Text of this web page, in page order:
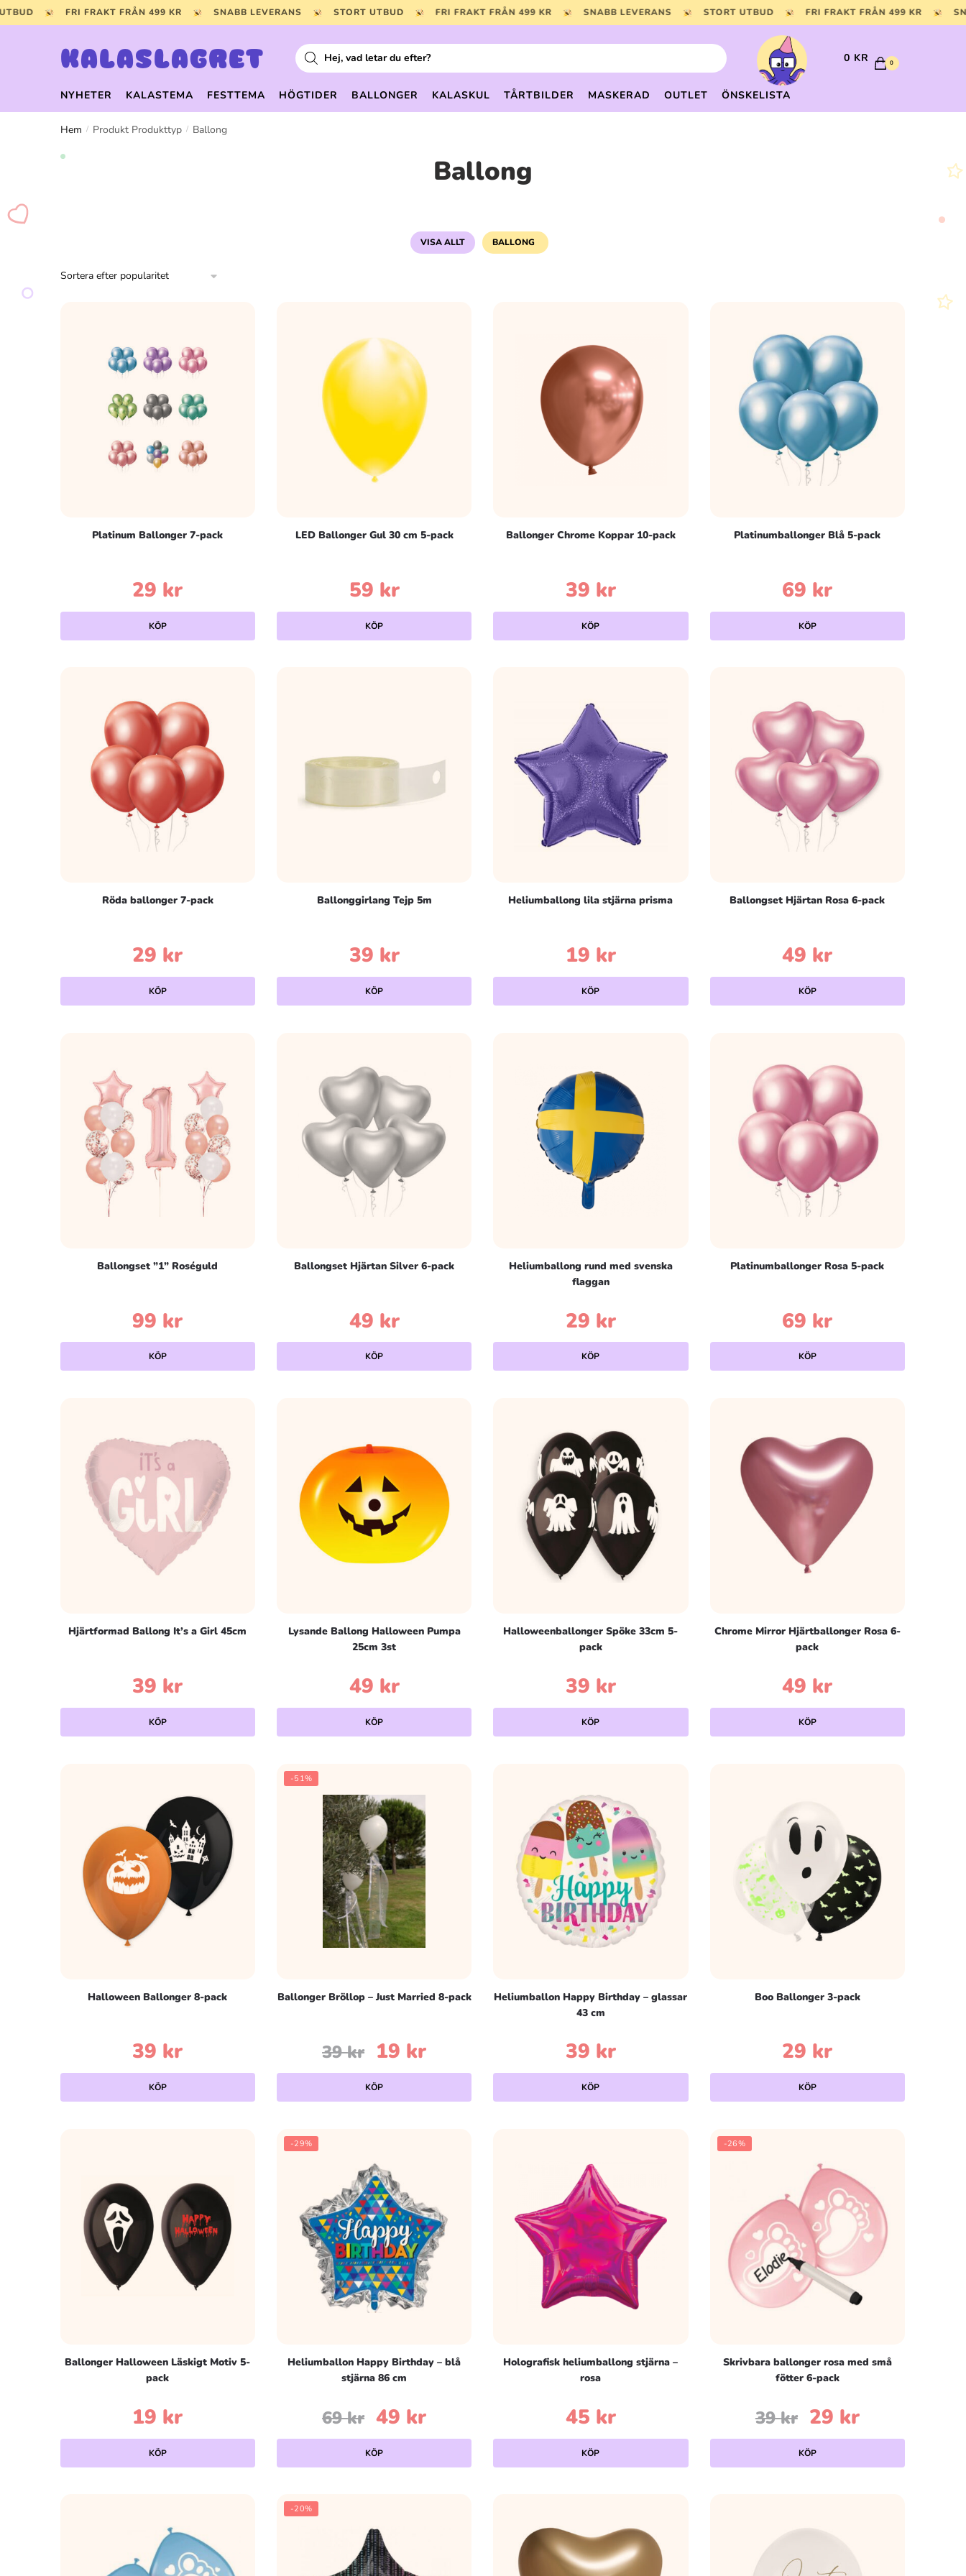
Skip
to
Skip
to
UTBUD FRI FRAKT FRÅN 499 KR SNABB LEVERANS STORT UTBUD FRI FRAKT FRÅN 499 KR SNABB LEVERANS STORT UTBUD FRI FRAKT FRÅN 499 KR
KALASLAGRET Produktsökning
0 KR 0
NYHETER KALASTEMA FESTTEMA HÖGTIDER BALLONGER KALASKUL TÅRTBILDER MASKERAD OUTLET ÖNSKELISTA
Hem / Produkt Produkttyp / Ballong
Ballong
VISA ALLT BALLONG
Platinum Ballonger 7-pack
29 kr
KÖP
Den
här
varianter.
De
olika
alternativen
kan
väljas
på
produktsidan
LED Ballonger Gul 30 cm 5-pack
59 kr
KÖP
Ballonger Chrome Koppar 10-pack
39 kr
KÖP
Platinumballonger Blå 5-pack
69 kr
KÖP
Röda ballonger 7-pack
29 kr
KÖP
Ballonggirlang Tejp 5m
39 kr
KÖP
Heliumballong lila stjärna prisma
19 kr
KÖP
Ballongset Hjärtan Rosa 6-pack
49 kr
KÖP
Ballongset ”1” Roséguld
99 kr
KÖP
Ballongset Hjärtan Silver 6-pack
49 kr
KÖP
Heliumballong rund med svenska
flaggan
29 kr
KÖP
Platinumballonger Rosa 5-pack
69 kr
KÖP
Hjärtformad Ballong It’s a Girl 45cm
39 kr
KÖP
Lysande Ballong Halloween Pumpa
25cm 3st
49 kr
KÖP
Halloweenballonger Spöke 33cm 5-
pack
39 kr
KÖP
Chrome Mirror Hjärtballonger Rosa 6-
pack
49 kr
KÖP
Halloween Ballonger 8-pack
39 kr
KÖP
-51%
Ballonger Bröllop – Just Married 8-pack
39kr Det
ursprungliga
39 kr.
19 krDet
nuvarande
KÖP
Heliumballon Happy Birthday – glassar
43 cm
39 kr
KÖP
Boo Ballonger 3-pack
29 kr
KÖP
Ballonger Halloween Läskigt Motiv 5-
pack
19 kr
KÖP
-29%
Heliumballon Happy Birthday – blå
stjärna 86 cm
69kr Det
ursprungliga
69 kr.
49 krDet
nuvarande
KÖP
Holografisk heliumballong stjärna –
rosa
45 kr
KÖP
-26%
Skrivbara ballonger rosa med små
fötter 6-pack
39kr Det
ursprungliga
29 krDet
nuvarande
KÖP
-20%